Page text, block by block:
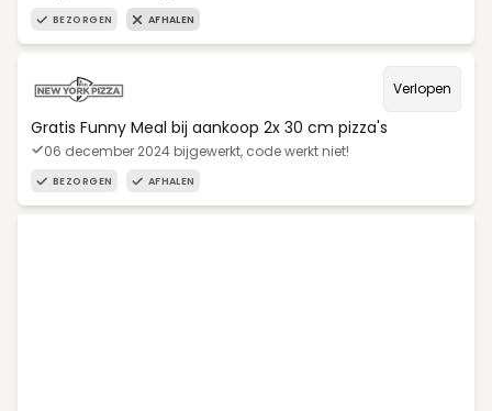
BEZORGEN AFHALEN
Verlopen
Gratis Funny Meal bij aankoop 2x 30 cm pizza's
06 december 2024 bijgewerkt, code werkt niet!
BEZORGEN AFHALEN